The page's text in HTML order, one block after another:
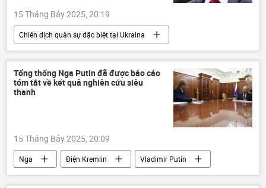
15 Tháng Bảy 2025, 20:19
Chiến dịch quân sự đặc biệt tại Ukraina
Nga
Moskva
Donald Trump
Ukraina
Cuộc khủng hoảng ở Ukraina
Vladimir Zelensky
Thế giới
Nhà Trắng
Tổng thống Nga Putin đã được báo cáo
tóm tắt về kết quả nghiên cứu siêu
thanh
15 Tháng Bảy 2025, 20:09
Nga Điện Kremlin
Vladimir Putin
Viện Hàn lâm Khoa học Nga
thông tin